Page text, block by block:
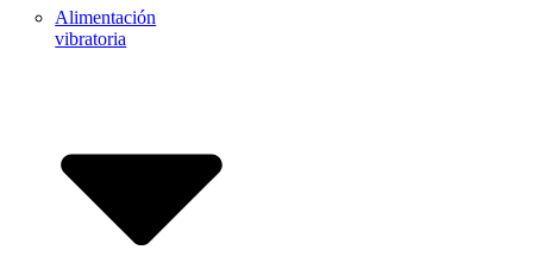
Alimentación
vibratoria